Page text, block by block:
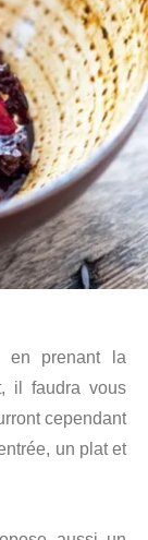
en prenant la
il faudra vous
cependant
un plat et